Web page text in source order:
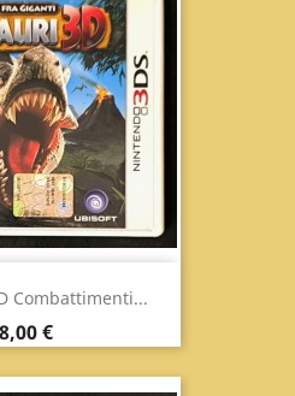
Combattimenti...
Prezzo
8,00 €